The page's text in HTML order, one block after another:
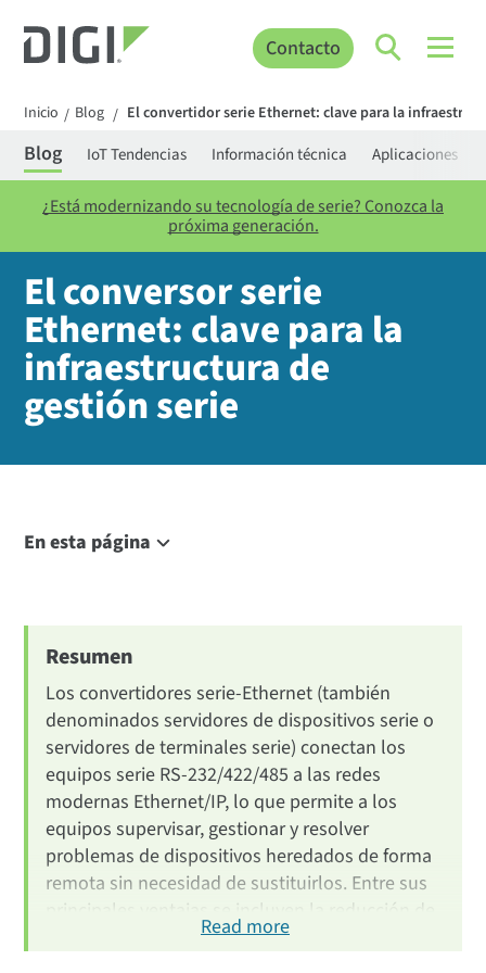
Contacto
Inicio / Blog / El convertidor serie Ethernet: clave para la
Blog IoT Tendencias Información técnica Aplicaciones
¿Está modernizando su tecnología de serie? Conozca la
próxima generación.
El conversor serie
Ethernet: clave para la
infraestructura de
gestión serie
En esta página
Converter vs Device Server vs Terminal Server
Use Cases by Industry
How to Choose
Digi Serial Products
Conclusion
FAQ
Resumen
Los convertidores serie-Ethernet (también
denominados servidores de dispositivos serie o
servidores de terminales serie) conectan los
equipos serie RS-232/422/485 a las redes
modernas Ethernet/IP, lo que permite a los
equipos supervisar, gestionar y resolver
problemas de dispositivos heredados de forma
remota sin necesidad de sustituirlos. Entre sus
principales ventajas se incluyen la reducción de
las visitas in situ, la disminución de los costes
Read more